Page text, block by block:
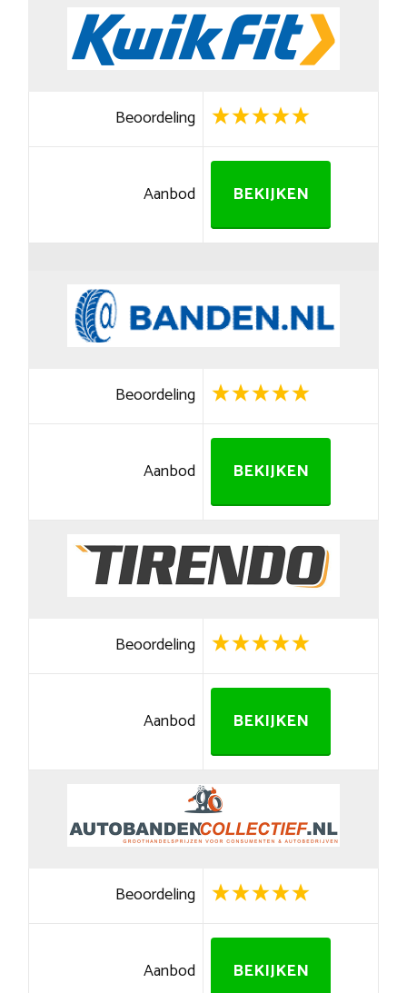
Beoordeling
Aanbod BEKIJKEN
Beoordeling
Aanbod BEKIJKEN
Beoordeling
Aanbod BEKIJKEN
Beoordeling
Aanbod BEKIJKEN